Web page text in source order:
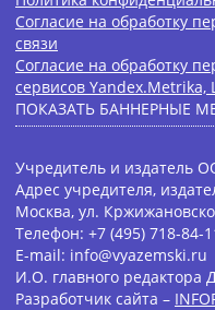
Согласие на обработку
связи
Согласие на обработку
сервисов
ПОКАЗАТЬ БАННЕРНЫЕ
Учредитель и издатель
Адрес учредителя,
Москва, ул.
Телефон: +7 (495) 718-84-
E-mail: info@vyazemski.ru
И.О. главного редактора
Разработчик сайта –